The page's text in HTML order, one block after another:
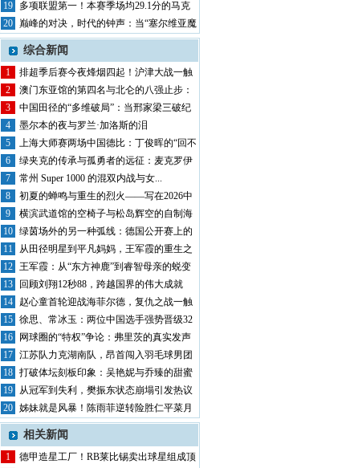
19
多项联盟第一！本赛季场均29.1分的马克
西...
20 巅峰的对决，时代的钟声：当“塞尔维亚魔
术师...
综合新闻
1
排超季后赛今夜烽烟四起！沪津大战一触
即发，...
2
澳门东亚馆的第四名与北仑的八强止步：
排球双...
3
中国田径的“多维破局”：当邢家梁三破纪
录，...
4
墨尔本的夜与罗兰·加洛斯的泪
5
上海大师赛两场中国德比：丁俊晖的“回不
去”...
6
绿夹克的传承与孤勇者的远征：麦克罗伊
奥古斯...
7
常州 Super 1000 的混双内战与女...
8
初夏的蝉鸣与重生的烈火——写在2026中
国...
9
横滨武道馆的空椅子与松岛辉空的自制海
报：乒...
10 绿茵场外的另一种弧线：德国公开赛上的
青春风...
11
从田径明星到平凡妈妈，王军霞的重生之
路
12 王军霞：从“东方神鹿”到睿智母亲的蜕变
13
回顾刘翔12秒88，跨越国界的伟大成就
14
赵心童首轮迎战海菲尔德，复仇之战一触
即发！
15 徐思、常冰玉：两位中国选手强势晋级32
强
16
网球圈的“特权”争论：弗里茨的真实发声
17 江苏队力克湖南队，昂首闯入羽毛球男团
决赛
18 打破体坛刻板印象：吴艳妮与乔臻的甜蜜
瞬间
19
从冠军到失利，樊振东状态崩塌引发热议
20 姊妹就是风暴！陈雨菲逆转险胜仁平菜月
相关新闻
1
德甲造星工厂！RB莱比锡卖出球星组成顶